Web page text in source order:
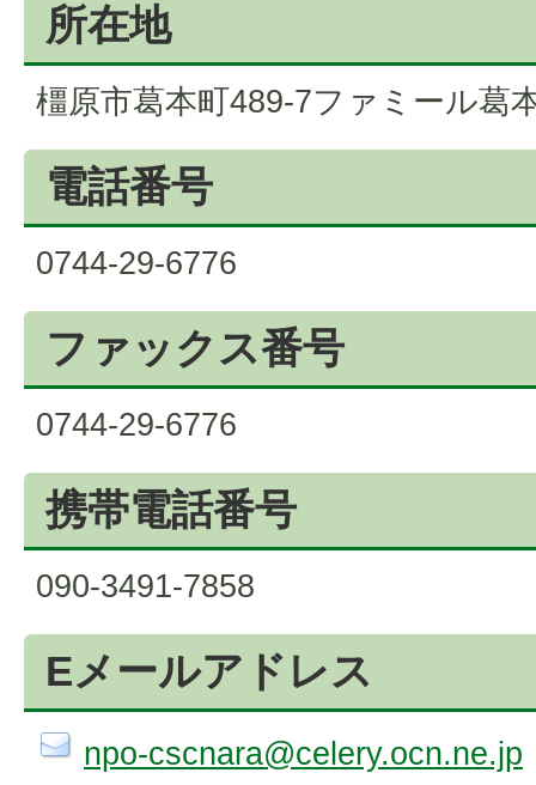
所在地
橿原市葛本町489-7ファミール葛
電話番号
0744-29-6776
ファックス番号
0744-29-6776
携帯電話番号
090-3491-7858
Eメールアドレス
npo-cscnara@celery.ocn.ne.jp